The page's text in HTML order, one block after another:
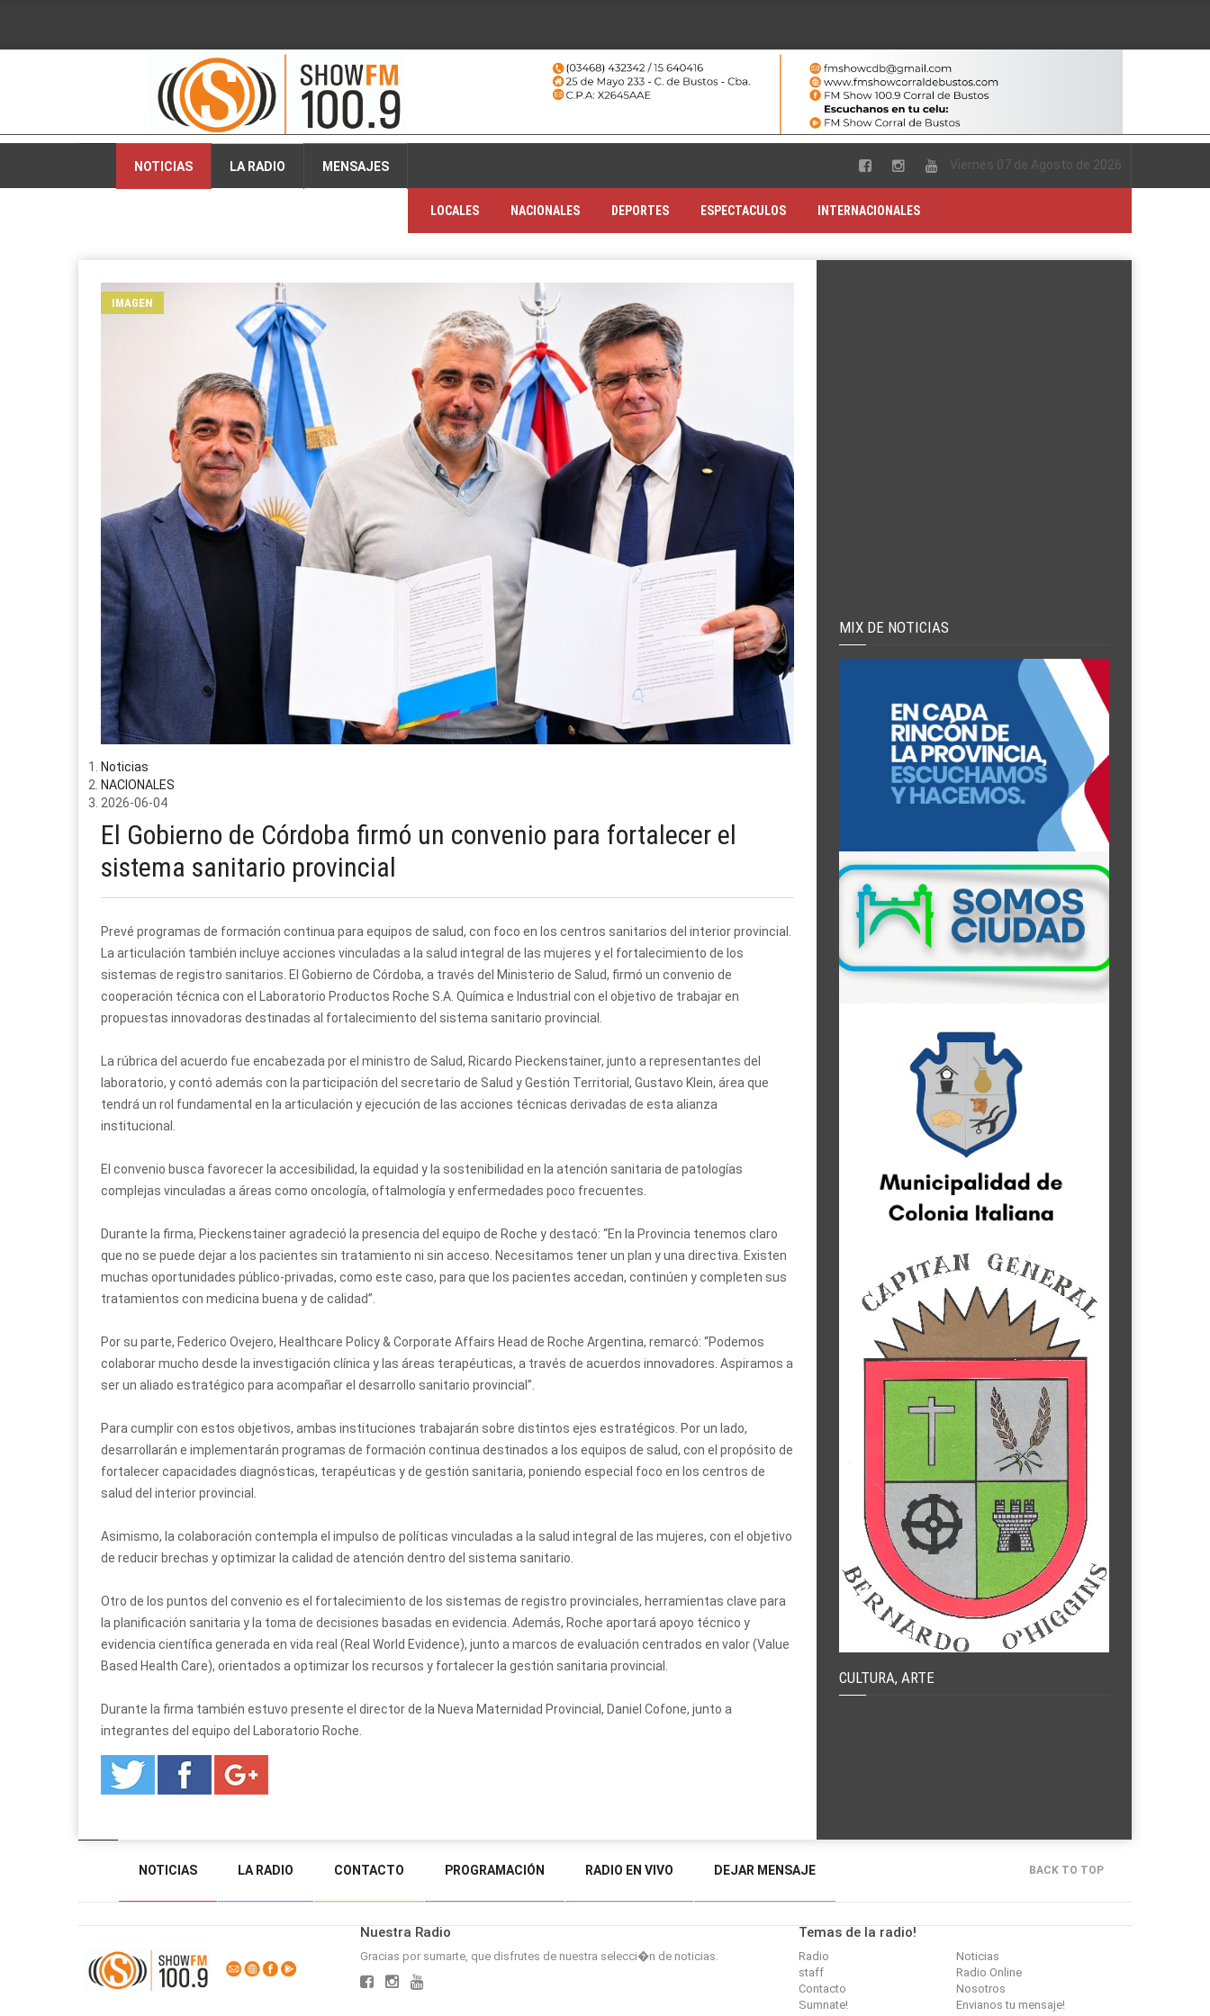
2026-08-07 12:31:34
NOTICIAS
LA RADIO MENSAJES Viernes 07 de Agosto de 2026
LOCALES NACIONALES DEPORTES ESPECTACULOS INTERNACIONALES
IMAGEN
Noticias
NACIONALES
2026-06-04
El Gobierno de Córdoba firmó un convenio para fortalecer el
sistema sanitario provincial
Prevé programas de formación continua para equipos de salud, con foco en los centros sanitarios del interior provincial.
La articulación también incluye acciones vinculadas a la salud integral de las mujeres y el fortalecimiento de los
sistemas de registro sanitarios. El Gobierno de Córdoba, a través del Ministerio de Salud, firmó un convenio de
cooperación técnica con el Laboratorio Productos Roche S.A. Química e Industrial con el objetivo de trabajar en
propuestas innovadoras destinadas al fortalecimiento del sistema sanitario provincial.
La rúbrica del acuerdo fue encabezada por el ministro de Salud, Ricardo Pieckenstainer, junto a representantes del
laboratorio, y contó además con la participación del secretario de Salud y Gestión Territorial, Gustavo Klein, área que
tendrá un rol fundamental en la articulación y ejecución de las acciones técnicas derivadas de esta alianza
institucional.
El convenio busca favorecer la accesibilidad, la equidad y la sostenibilidad en la atención sanitaria de patologías
complejas vinculadas a áreas como oncología, oftalmología y enfermedades poco frecuentes.
Durante la firma, Pieckenstainer agradeció la presencia del equipo de Roche y destacó: “En la Provincia tenemos claro
que no se puede dejar a los pacientes sin tratamiento ni sin acceso. Necesitamos tener un plan y una directiva. Existen
muchas oportunidades público-privadas, como este caso, para que los pacientes accedan, continúen y completen sus
tratamientos con medicina buena y de calidad”.
Por su parte, Federico Ovejero, Healthcare Policy & Corporate Affairs Head de Roche Argentina, remarcó: “Podemos
colaborar mucho desde la investigación clínica y las áreas terapéuticas, a través de acuerdos innovadores. Aspiramos a
ser un aliado estratégico para acompañar el desarrollo sanitario provincial”.
Para cumplir con estos objetivos, ambas instituciones trabajarán sobre distintos ejes estratégicos. Por un lado,
desarrollarán e implementarán programas de formación continua destinados a los equipos de salud, con el propósito de
fortalecer capacidades diagnósticas, terapéuticas y de gestión sanitaria, poniendo especial foco en los centros de
salud del interior provincial.
Asimismo, la colaboración contempla el impulso de políticas vinculadas a la salud integral de las mujeres, con el objetivo
de reducir brechas y optimizar la calidad de atención dentro del sistema sanitario.
Otro de los puntos del convenio es el fortalecimiento de los sistemas de registro provinciales, herramientas clave para
la planificación sanitaria y la toma de decisiones basadas en evidencia. Además, Roche aportará apoyo técnico y
evidencia científica generada en vida real (Real World Evidence), junto a marcos de evaluación centrados en valor (Value
Based Health Care), orientados a optimizar los recursos y fortalecer la gestión sanitaria provincial.
Durante la firma también estuvo presente el director de la Nueva Maternidad Provincial, Daniel Cofone, junto a
integrantes del equipo del Laboratorio Roche.
MIX DE NOTICIAS
CULTURA, ARTE
NOTICIAS LA RADIO CONTACTO PROGRAMACIÓN RADIO EN VIVO DEJAR MENSAJE BACK TO TOP
Nuestra Radio
Gracias por sumarte, que disfrutes de nuestra selecci�n de noticias.
Temas de la radio!
Radio
Noticias
staff
Radio Online
Contacto
Nosotros
Sumnate!
Envianos tu mensaje!